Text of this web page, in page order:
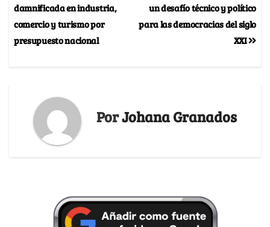
un desafío técnico y político
para las democracias del siglo
XXI
damnificada en industria,
comercio y turismo por
presupuesto nacional
PorJohana Granados